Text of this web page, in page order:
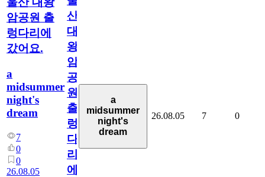
암공원 출
렁다리에
갔어요.
a
midsummer
night's
dream
7
0
0
26.08.05
산
대
왕
암
공
원
출
렁
다
리
에
a
midsummer
night's
dream
26.08.05 7 0